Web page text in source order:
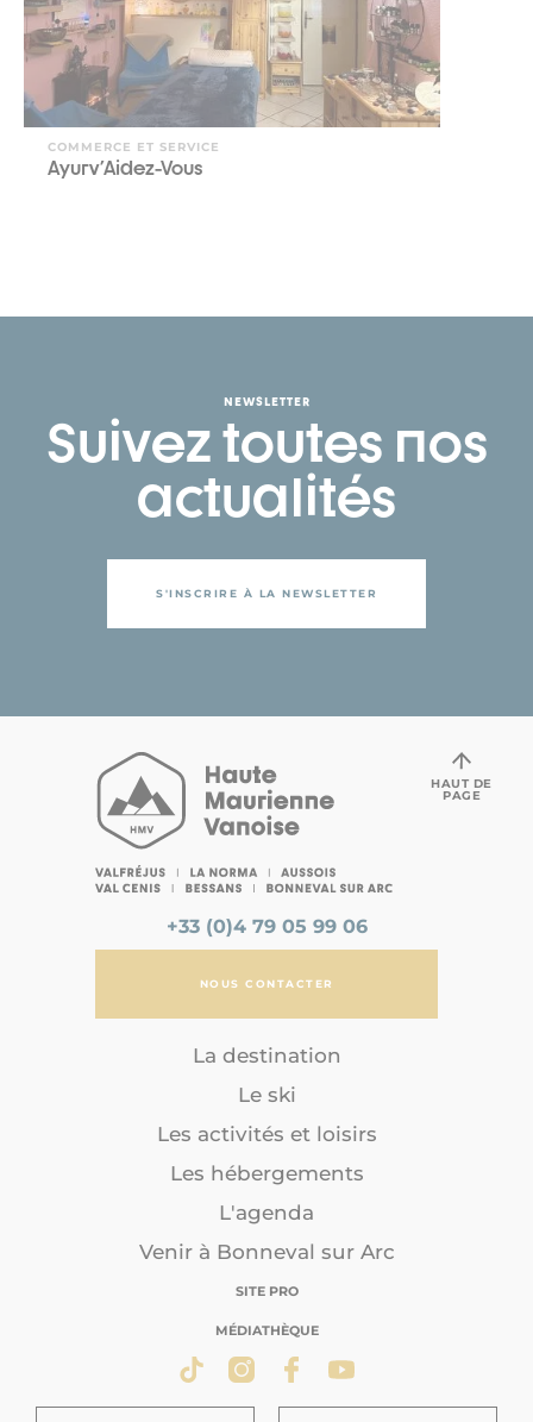
COMMERCE ET SERVICE
Ayurv'Aidez-Vous
NEWSLETTER
Suivez toutes nos
actualités
S'INSCRIRE À LA NEWSLETTER
+33 (0)4 79 05 99 06
NOUS CONTACTER
La destination
Le ski
Les activités et loisirs
Les hébergements
L'agenda
Venir à Bonneval sur Arc
SITE PRO
MÉDIATHÈQUE
HAUT DE
PAGE